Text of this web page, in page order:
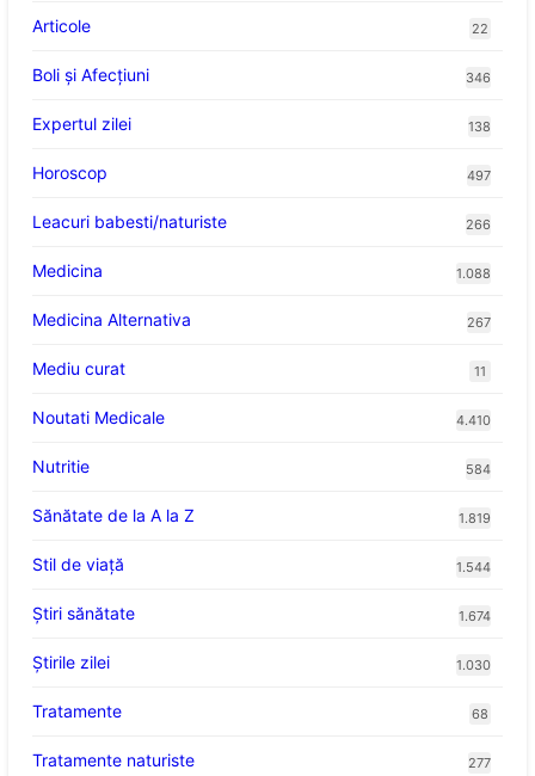
Articole 22
Boli și Afecțiuni 346
Expertul zilei 138
Horoscop 497
Leacuri babesti/naturiste 266
Medicina 1.088
Medicina Alternativa 267
Mediu curat 11
Noutati Medicale 4.410
Nutritie 584
Sănătate de la A la Z 1.819
Stil de viaţă 1.544
Ştiri sănătate 1.674
Știrile zilei 1.030
Tratamente 68
Tratamente naturiste 277